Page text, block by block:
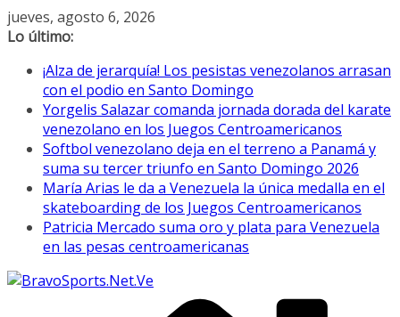
Saltar
al
jueves, agosto 6, 2026
Lo último:
¡Alza de jerarquía! Los pesistas venezolanos arrasan
con el podio en Santo Domingo
Yorgelis Salazar comanda jornada dorada del karate
venezolano en los Juegos Centroamericanos
Softbol venezolano deja en el terreno a Panamá y
suma su tercer triunfo en Santo Domingo 2026
María Arias le da a Venezuela la única medalla en el
skateboarding de los Juegos Centroamericanos
Patricia Mercado suma oro y plata para Venezuela
en las pesas centroamericanas